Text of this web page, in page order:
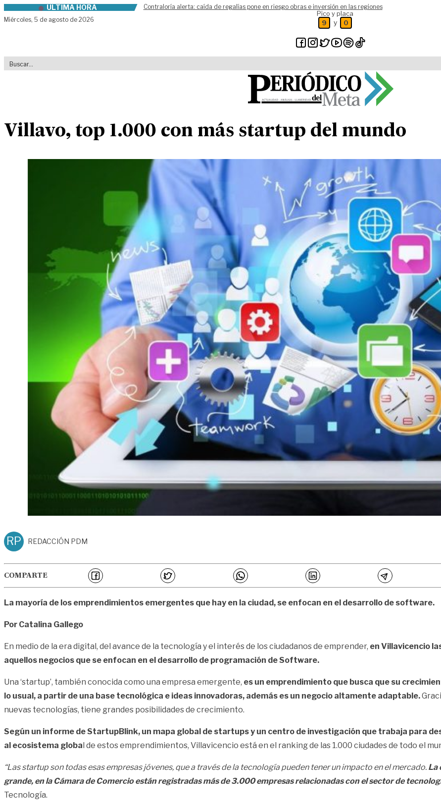
Skip to contentÚLTIMA HORA
Contraloría alerta: caída de regalías pone en riesgo obras e inversión en las regiones
Miércoles, 5 de agosto de 2026
Pico y placa
9 y 0
Villavo, top 1.000 con más startup del mundo
RP REDACCIÓN PDM
COMPARTE
La mayoría de los emprendimientos emergentes que hay en la ciudad, se enfocan en el desarrollo de software.
Por Catalina Gallego
En medio de la era digital, del avance de la tecnología y el interés de los ciudadanos de emprender, en Villavicencio
aquellos negocios que se enfocan en el desarrollo de programación de Software.
Una ‘startup’, también conocida como una empresa emergente, es un emprendimiento que busca que su
lo usual, a partir de una base tecnológica e ideas innovadoras, además es un negocio altamente adaptable.
nuevas tecnologías, tiene grandes posibilidades de crecimiento.
Según un informe de StartupBlink, un mapa global de startups y un centro de investigación que trabaja para
al ecosistema global de estos emprendimientos, Villavicencio está en el ranking de las 1.000 ciudades de todo el
“Las startup son todas esas empresas jóvenes, que a través de la tecnología pueden tener un impacto en el mercado. La
grande, en la Cámara de Comercio están registradas más de 3.000 empresas relacionadas con el sector de
Tecnología.